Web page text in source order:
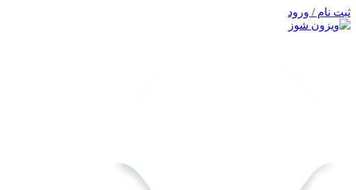
ثبت نام / ورود